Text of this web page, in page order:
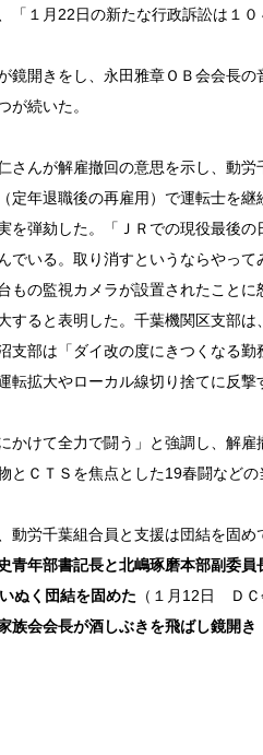
「１月22日の新たな行政訴訟は１
開きをし、永田雅章ＯＢ会会長
が続いた。
んが解雇撤回の意思を示し、動
定年退職後の再雇用）で運転士を
を弾劾した。「ＪＲでの現役最後
いる。取り消すというならやって
の監視カメラが設置されたこと
すると表明した。千葉機関区支部
支部は「ダイ改の度にきつくなる
転拡大やローカル線切り捨てに反
けて全力で闘う」と強調し、解
とＣＴＳを焦点とした19春闘など
労千葉組合員と支援は団結を固め
青年部書記長と北嶋琢磨本部副委
ぬく団結を固めた （１月12日 ＤＣ
族会会長が酒しぶきを飛ばし鏡開き